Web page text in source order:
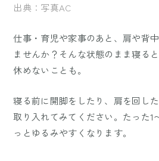
出典：写真AC
仕事・育児や家事のあと、肩や背
ませんか？そんな状態のまま寝る
休めないことも。
寝る前に開脚をしたり、肩を回し
取り入れてみてください。たった1
っとゆるみやすくなります。